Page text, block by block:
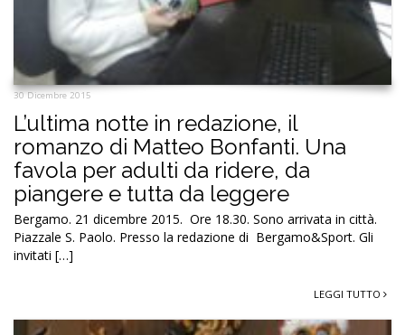
30 Dicembre 2015
L’ultima notte in redazione, il
romanzo di Matteo Bonfanti. Una
favola per adulti da ridere, da
piangere e tutta da leggere
Bergamo. 21 dicembre 2015. Ore 18.30. Sono arrivata in città.
Piazzale S. Paolo. Presso la redazione di Bergamo&Sport. Gli
invitati […]
LEGGI TUTTO